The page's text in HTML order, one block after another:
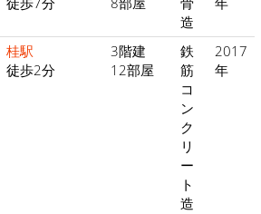
造
桂駅
徒歩2分
3階建
12部屋
鉄
筋
コ
ン
ク
リ
ー
ト
造
2017
年